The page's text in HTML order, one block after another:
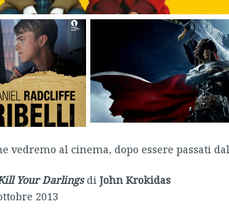
vedremo al cinema, dopo essere passati
Your Darlingsdi John Krokidas
2013